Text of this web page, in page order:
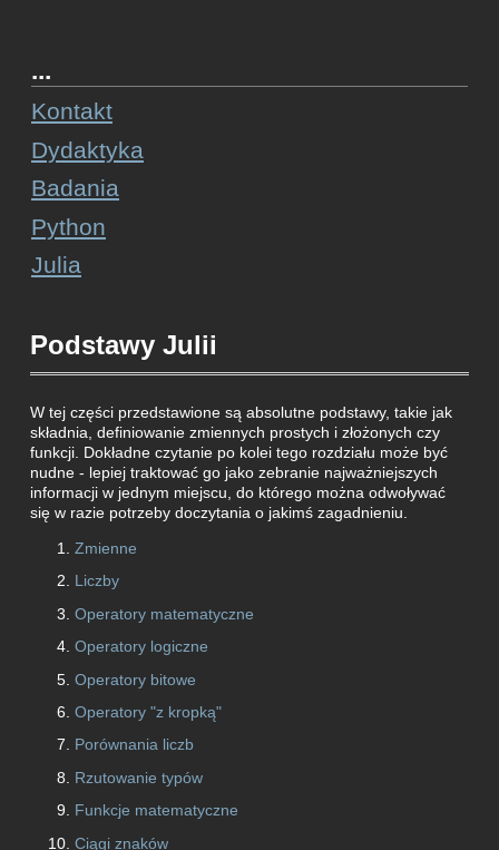
...
Kontakt
Dydaktyka
Badania
Python
Julia
Podstawy Julii
W tej części przedstawione są absolutne podstawy, takie jak
składnia, definiowanie zmiennych prostych i złożonych czy
funkcji. Dokładne czytanie po kolei tego rozdziału może być
nudne - lepiej traktować go jako zebranie najważniejszych
informacji w jednym miejscu, do którego można odwoływać
się w razie potrzeby doczytania o jakimś zagadnieniu.
Zmienne
Liczby
Operatory matematyczne
Operatory logiczne
Operatory bitowe
Operatory "z kropką"
Porównania liczb
Rzutowanie typów
Funkcje matematyczne
Ciągi znaków